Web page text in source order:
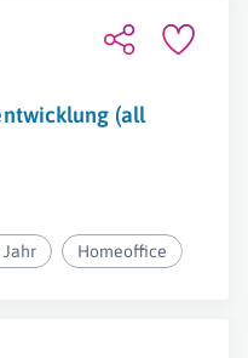
(all
Jahr Homeoffice